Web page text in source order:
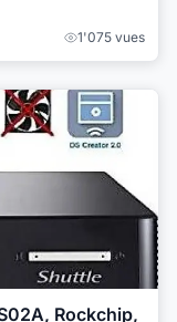
1'075 vues
Rockchip,